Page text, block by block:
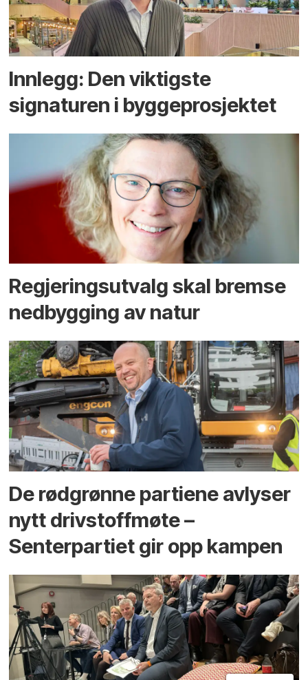
Innlegg: Den viktigste
signaturen i bygge­­prosjektet
Regjerings­utvalg skal bremse
ned­bygging av natur
De rødgrønne partiene avlyser
nytt drivstoffmøte –
Senterpartiet gir opp kampen